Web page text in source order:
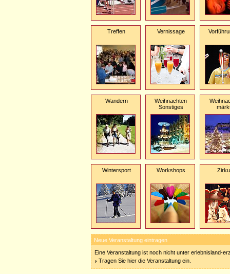
Treffen Vernissage
Wandern
Weihnachten
Sonstiges
Wintersport Workshops
Neue Veranstaltung eintragen
Eine Veranstaltung ist noch nicht unter erlebnisland-
Tragen Sie hier die Veranstaltung ein.